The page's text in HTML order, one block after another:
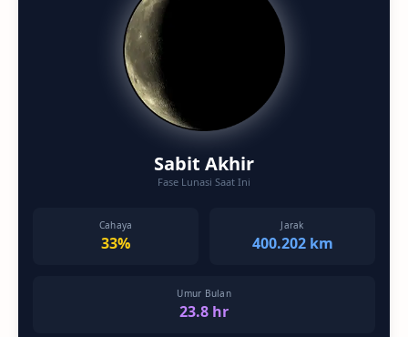
Sabit Akhir
Fase Lunasi Saat Ini
Cahaya
33%
Jarak
400.202 km
Umur Bulan
23.8 hr